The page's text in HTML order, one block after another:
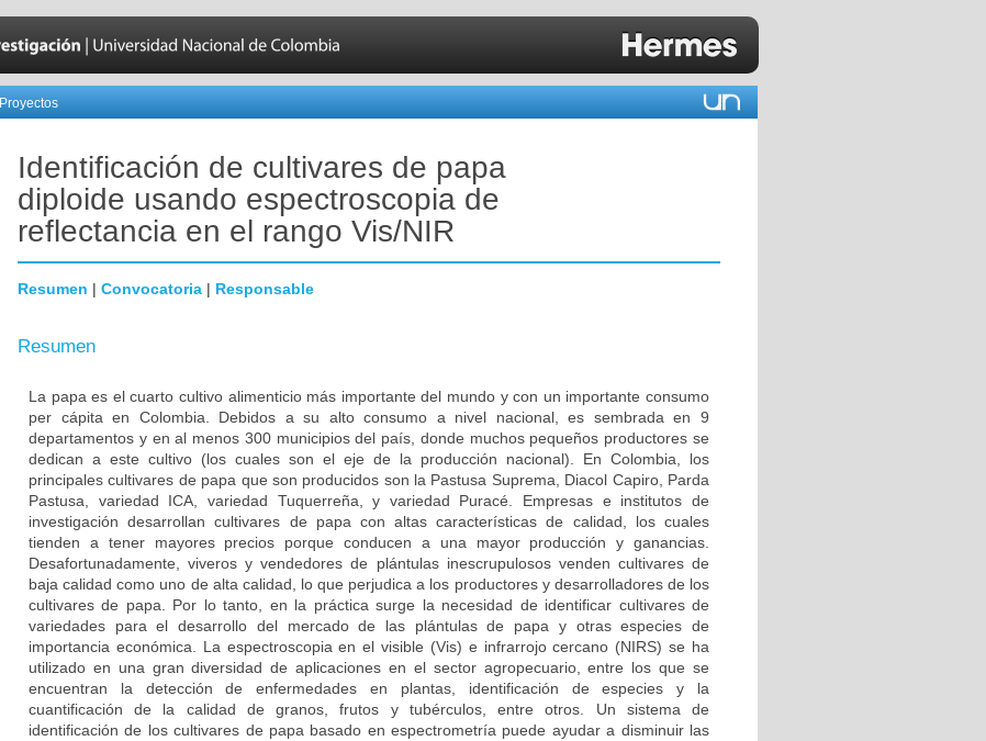
Proyectos
Identificación de cultivares de papa
diploide usando espectroscopia de
reflectancia en el rango Vis/NIR
Resumen | Convocatoria | Responsable
Resumen
La papa es el cuarto cultivo alimenticio más importante del mundo y con un importante consumo
per cápita en Colombia. Debidos a su alto consumo a nivel nacional, es sembrada en 9
departamentos y en al menos 300 municipios del país, donde muchos pequeños productores se
dedican a este cultivo (los cuales son el eje de la producción nacional). En Colombia, los
principales cultivares de papa que son producidos son la Pastusa Suprema, Diacol Capiro, Parda
Pastusa, variedad ICA, variedad Tuquerreña, y variedad Puracé. Empresas e institutos de
investigación desarrollan cultivares de papa con altas características de calidad, los cuales
tienden a tener mayores precios porque conducen a una mayor producción y ganancias.
Desafortunadamente, viveros y vendedores de plántulas inescrupulosos venden cultivares de
baja calidad como uno de alta calidad, lo que perjudica a los productores y desarrolladores de los
cultivares de papa. Por lo tanto, en la práctica surge la necesidad de identificar cultivares de
variedades para el desarrollo del mercado de las plántulas de papa y otras especies de
importancia económica. La espectroscopia en el visible (Vis) e infrarrojo cercano (NIRS) se ha
utilizado en una gran diversidad de aplicaciones en el sector agropecuario, entre los que se
encuentran la detección de enfermedades en plantas, identificación de especies y la
cuantificación de la calidad de granos, frutos y tubérculos, entre otros. Un sistema de
identificación de los cultivares de papa basado en espectrometría puede ayudar a disminuir las